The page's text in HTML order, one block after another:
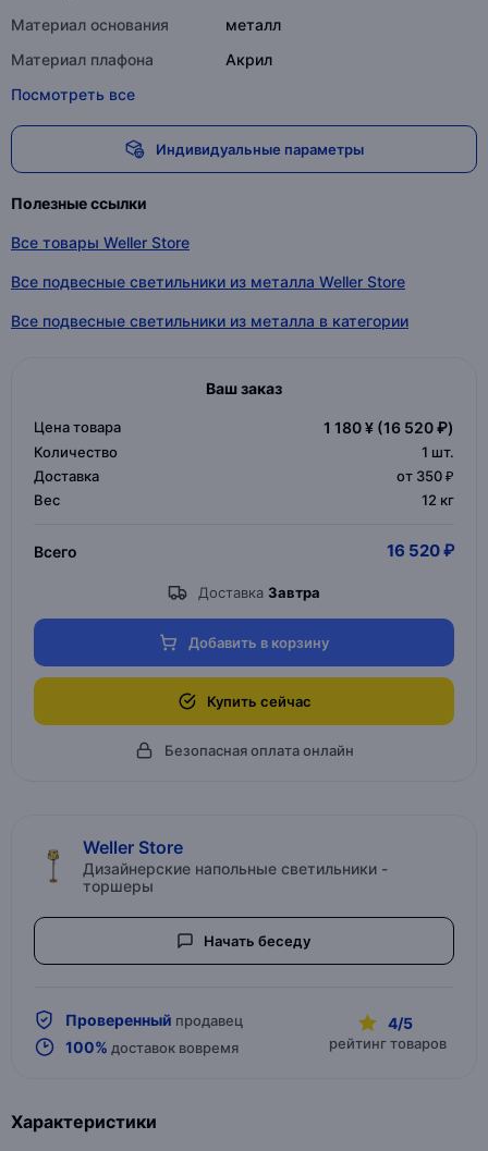
Материал основания
металл
Материал плафона
Акрил
Посмотреть все
Индивидуальные параметры
Полезные ссылки
Все товары Weller Store
Все подвесные светильники из металла Weller Store
Все подвесные светильники из металла в категории
Ваш заказ
Цена товара 1 180 ¥ (16 520 ₽)
Количество 1 шт.
Доставка
от 350 ₽
Вес
12 кг
Всего 16 520 ₽
Доставка Завтра
Добавить в корзину
Купить сейчас
Безопасная оплата онлайн
Weller Store
Дизайнерские напольные светильники -
торшеры
Начать беседу
Проверенный продавец
100% доставок вовремя
4/5
рейтинг товаров
Характеристики